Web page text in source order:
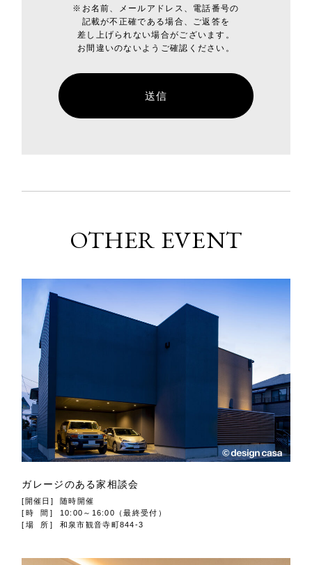
※お名前、メールアドレス、電話番号の
記載が不正確である場合、 ご返答を
差し上げられない場合がございます。
お間違いのないようご確認ください。
OTHER EVENT
ガレージのある家相談会
[開催日]
随時開催
[時 間]
10:00～16:00（最終受付）
[場 所]
和泉市観音寺町844-3